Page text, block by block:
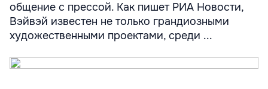
общение с прессой. Как пишет РИА Новости,
Вэйвэй известен не только грандиозными
художественными проектами, среди ...